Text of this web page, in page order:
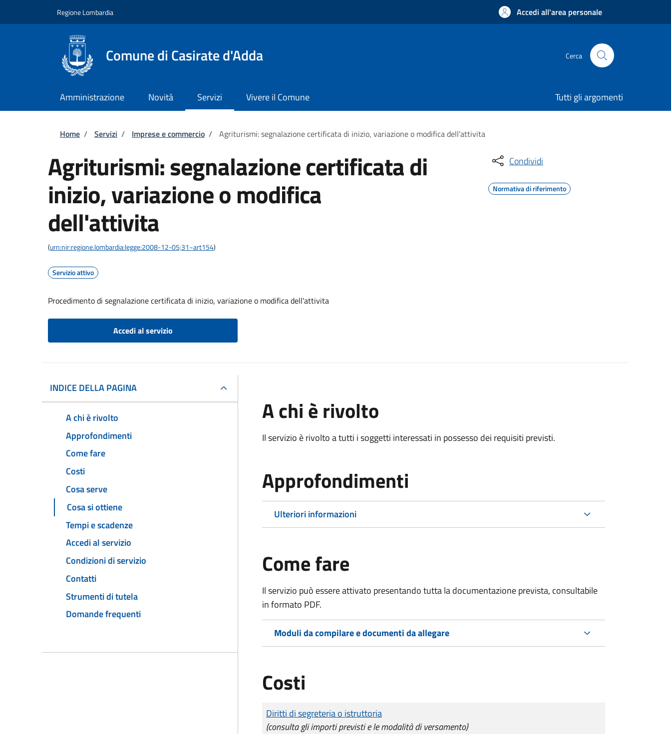
Regione Lombardia Accedi all'area personale
Comune di Casirate d'Adda Cerca
Amministrazione Novità Servizi Vivere il Comune Tutti gli argomenti
Briciole di pane
Home / Servizi / Imprese e commercio / Agriturismi: segnalazione certificata di inizio, variazione o modifica dell'attivita
Agriturismi: segnalazione certificata di
inizio, variazione o modifica
dell'attivita
(urn:nir:regione.lombardia:legge:2008-12-05;31~art154)
Servizio attivo
Procedimento di segnalazione certificata di inizio, variazione o modifica dell'attivita
Accedi al servizio
Condividi
Normativa di riferimento
INDICE DELLA PAGINA
A chi è rivolto
Approfondimenti
Come fare
Costi
Cosa serve
Cosa si ottiene
Tempi e scadenze
Accedi al servizio
Condizioni di servizio
Contatti
Strumenti di tutela
Domande frequenti
A chi è rivolto
Il servizio è rivolto a tutti i soggetti interessati in possesso dei requisiti previsti.
Approfondimenti
Ulteriori informazioni
Come fare
Il servizio può essere attivato presentando tutta la documentazione prevista, consultabile
in formato PDF.
Moduli da compilare e documenti da allegare
Costi
Tipo di pagamento
Importo
Diritti di segreteria o istruttoria
(consulta gli importi previsti e le modalità di versamento)